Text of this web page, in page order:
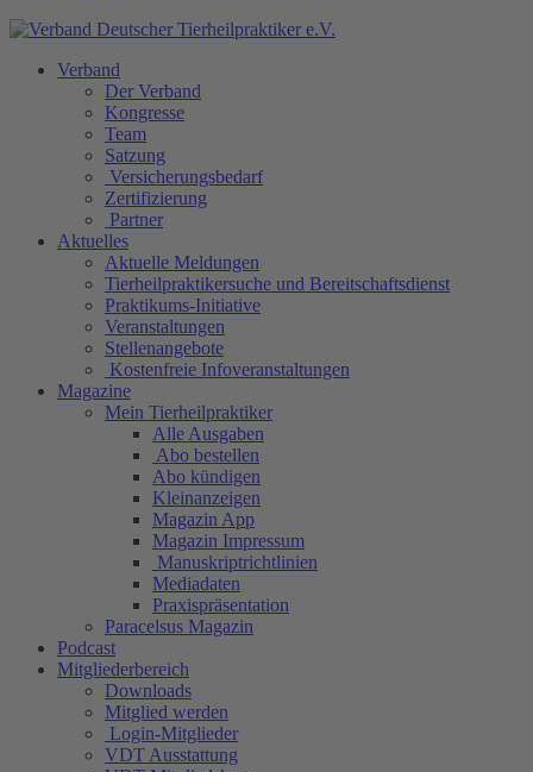
Verband
Der Verband
Kongresse
Team
Satzung
Versicherungsbedarf
Zertifizierung
Partner
Aktuelles
Aktuelle Meldungen
Tierheilpraktikersuche und Bereitschaftsdienst
Praktikums-Initiative
Veranstaltungen
Stellenangebote
Kostenfreie Infoveranstaltungen
Magazine
Mein Tierheilpraktiker
Alle Ausgaben
Abo bestellen
Abo kündigen
Kleinanzeigen
Magazin App
Magazin Impressum
Manuskriptrichtlinien
Mediadaten
Praxispräsentation
Paracelsus Magazin
Podcast
Mitgliederbereich
Downloads
Mitglied werden
Login-Mitglieder
VDT Ausstattung